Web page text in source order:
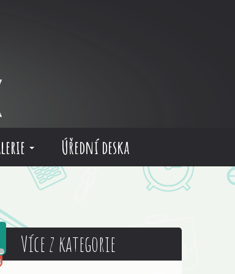
Úřední deska
Více z kategorie